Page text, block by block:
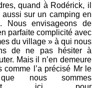
quand à Rodérick, il
sur un camping en
Nous envisageons de
parfaite complicité avec
du village » à qui nous
de ne pas hésiter à
Mais il n’en demeure
comme l’a précisé Mr le
nous sommes